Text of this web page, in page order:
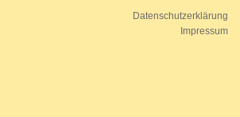
Datenschutzerklärung
Impressum